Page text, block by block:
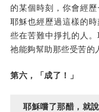
的某個時刻，你會經
耶穌也經歷過這樣的
些在苦難中掙扎的人
祂能夠幫助那些受苦的
第六，「成了！」
耶穌嚐了那醋，就